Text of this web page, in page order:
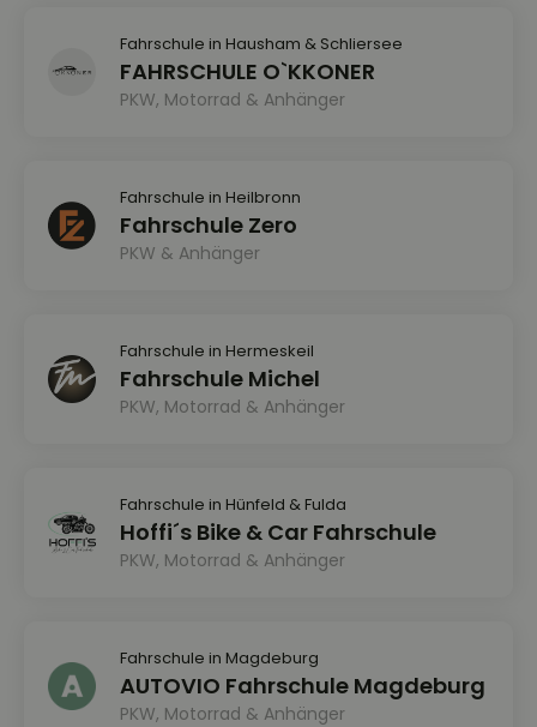
Fahrschule in Hausham & Schliersee
FAHRSCHULE O`KKONER
PKW, Motorrad & Anhänger
Fahrschule in Heilbronn
Fahrschule Zero
PKW & Anhänger
Fahrschule in Hermeskeil
Fahrschule Michel
PKW, Motorrad & Anhänger
Fahrschule in Hünfeld & Fulda
Hoffi´s Bike & Car Fahrschule
PKW, Motorrad & Anhänger
Fahrschule in Magdeburg
AUTOVIO Fahrschule Magdeburg
PKW, Motorrad & Anhänger